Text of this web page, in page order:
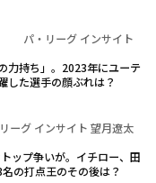
パ・リーグ インサイト
力持ち」。2023年にユーテ
した選手の顔ぶれは？
ーグ インサイト 望月遼太
ップ争いが。イチロー、田
の打点王のその後は？